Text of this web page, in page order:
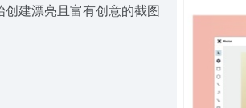
建漂亮且富有创意的截图